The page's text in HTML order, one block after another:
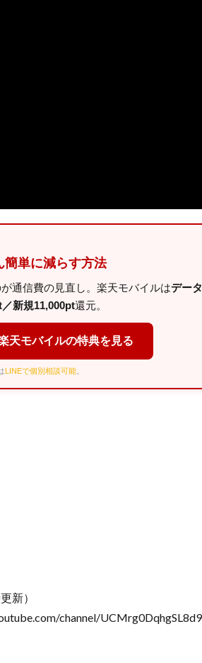
簡単に減らす方法
通信費の見直し。楽天モバイルはデー
新規11,000pt還元。
天モバイルの特典を見る
LINEで個別相談可能
新）
channel/